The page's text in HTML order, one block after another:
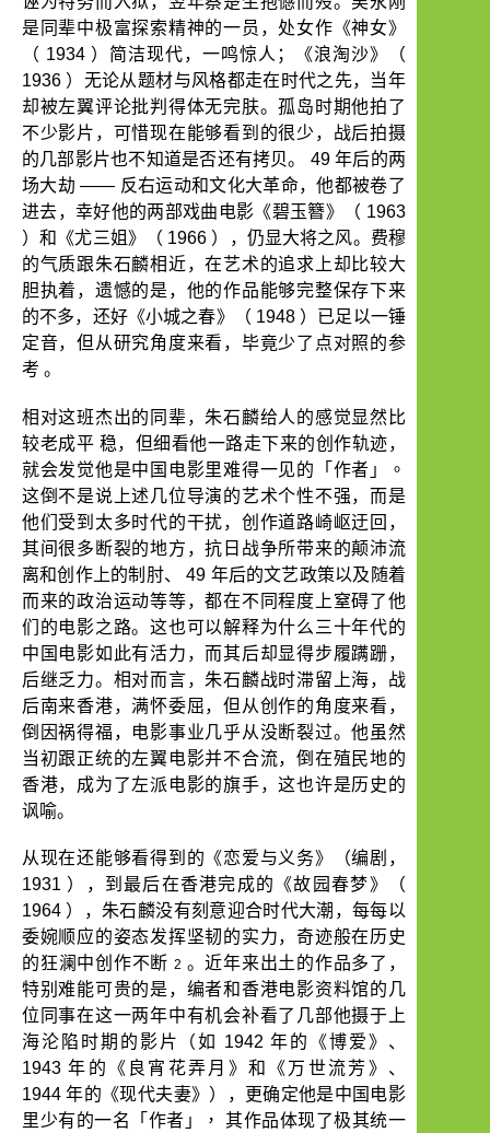
是同辈中极富探索精神的一员，处女作《神女》
（ 1934 ）简洁现代，一鸣惊人；《浪淘沙》（
1936 ）无论从题材与风格都走在时代之先，当年
却被左翼评论批判得体无完肤。孤岛时期他拍了
不少影片，可惜现在能够看到的很少，战后拍摄
的几部影片也不知道是否还有拷贝。
49 年后的两
场大劫 —— 反右运动和文化大革命，他都被卷了
进去，幸好他的两部戏曲电影《碧玉簪》（ 1963
）和《尤三姐》（ 1966 ），仍显大将之风。费穆
的气质跟朱石麟相近，在艺术的追求上却比较大
胆执着，遗憾的是，他的作品能够完整保存下来
的不多，还好《小城之春》（ 1948 ）已足以一锤
定音，但从研究角度来看，毕竟少了点对照的参
考 。
相对这班杰出的同辈，朱石麟给人的感觉显然比
较老成平 稳，但细看他一路走下来的创作轨迹，
就会发觉他是中国电影里难得一见的
「作者」。
这倒不是说上述几位导演的艺术个性不强，而是
他们受到太多时代的干扰，创作道路崎岖迂回，
其间很多断裂的地方，抗日战争所带来的颠沛流
离和创作上的制肘、
49 年后的文艺政策以及随着
而来的政治运动等等，都在不同程度上窒碍了他
们的电影之路。这也可以解释为什么三十年代的
中国电影如此有活力，而其后却显得步履蹒跚，
后继乏力。相对而言，朱石麟战时滞留上海，战
后南来香港，满怀委屈，但从创作的角度来看，
倒因祸得福，电影事业几乎从没断裂过。他虽然
当初跟正统的左翼电影并不合流，倒在殖民地的
香港，成为了左派电影的旗手，这也许是历史的
讽喻。
从现在还能够看得到的《恋爱与义务》（编剧，
1931 ），到最后在香港完成的《故园春梦》（
1964 ），朱石麟没有刻意迎合时代大潮，每每以
委婉顺应的姿态发挥坚韧的实力，奇迹般在历史
的狂澜中创作不断 2 。近年来出土的作品多了，
特别难能可贵的是，编者和香港电影资料馆的几
位同事在这一两年中有机会补看了几部他摄于上
海沦陷时期的影片（如
1942 年的《博爱》、
1943 年的《良宵花弄月》和《万世流芳》、
1944 年的《现代夫妻》），更确定他是中国电影
里少有的一名
「作者」，其作品体现了极其统一